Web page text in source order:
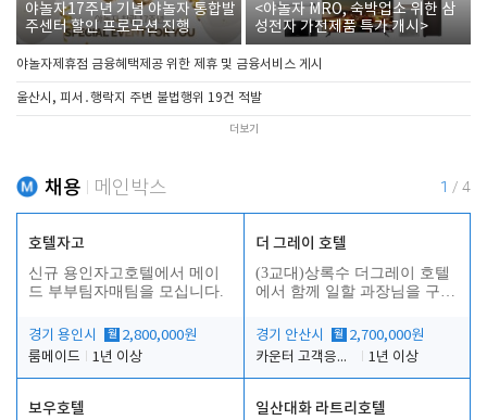
야놀자17주년 기념 야놀자 통합발
주센터 할인 프로모션 진행
<야놀자 MRO, 숙박업소 위한 삼
성전자 가전제품 특가 개시>
야놀자제휴점 금융혜택제공 위한 제휴 및 금융서비스 게시
울산시, 피서․행락지 주변 불법행위 19건 적발
더보기
채용 메인박스 1 / 4
호텔자고
신규 용인자고호텔에서 메이
드 부부팀자매팀을 모십니다.
경기 용인시 월 2,800,000원
룸메이드
1년 이상
더 그레이 호텔
(3교대)상록수 더그레이 호텔
에서 함께 일할 과장님을 구합
경기 안산시
월 2,700,000원
카운터 고객응대 및 야간더블청소
1년 이상
보우호텔 일산대화 라트리호텔